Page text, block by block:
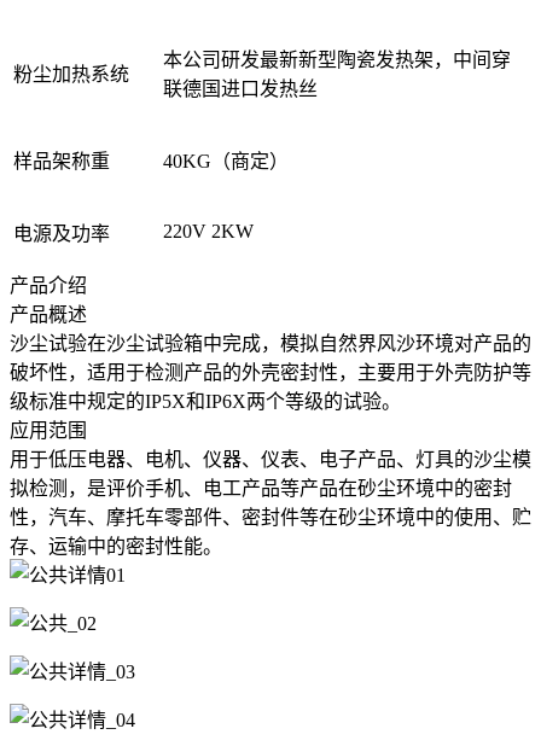
粉尘加热系统
本公司研发最新新型陶瓷发热架，中间穿
联德国进口发热丝
样品架称重 40KG（商定）
电源及功率 220V 2KW
产品介绍
产品概述
沙尘试验在沙尘试验箱中完成，模拟自然界风沙环境对产品的
破坏性，适用于检测产品的外壳密封性，主要用于外壳防护等
级标准中规定的IP5X和IP6X两个等级的试验。
应用范围
用于低压电器、电机、仪器、仪表、电子产品、灯具的沙尘模
拟检测，是评价手机、电工产品等产品在砂尘环境中的密封
性，汽车、摩托车零部件、密封件等在砂尘环境中的使用、贮
存、运输中的密封性能。